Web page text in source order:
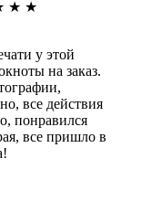
★ ★
у этой
на заказ.
все действия
понравился
все пришло в